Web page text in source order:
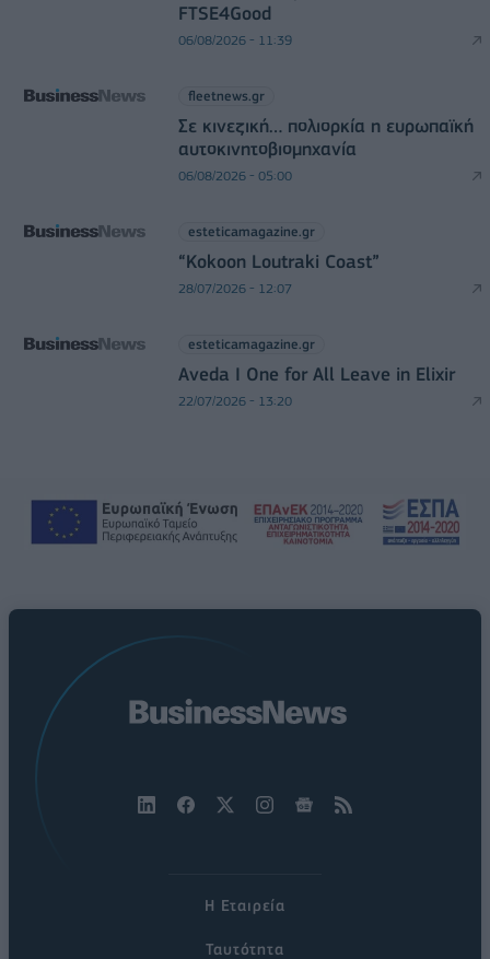
FTSE4Good
06/08/2026 - 11:39
fleetnews.gr
Σε κινεζική… πολιορκία η ευρωπαϊκή
αυτοκινητοβιομηχανία
06/08/2026 - 05:00
esteticamagazine.gr
“Kokoon Loutraki Coast”
28/07/2026 - 12:07
esteticamagazine.gr
Aveda I One for All Leave in Elixir
22/07/2026 - 13:20
Η Εταιρεία
Ταυτότητα